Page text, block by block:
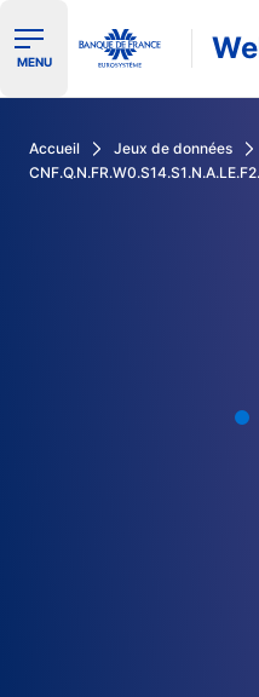
Ouvrir le menu de
MENU
Accueil Jeux de données